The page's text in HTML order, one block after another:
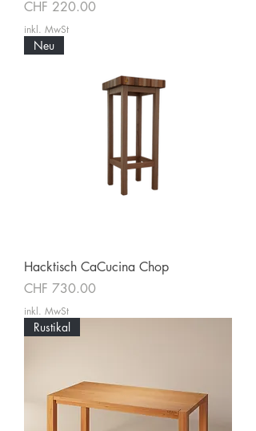
Preis
CHF 220.00
inkl. MwSt
Neu
Hacktisch CaCucina Chop
Preis
CHF 730.00
inkl. MwSt
Rustikal